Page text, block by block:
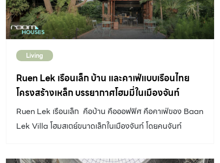
คั่นพื้นที่ส่วนนี้กับห้องนอนคุณยายที่อยู่หลังบ้าน ด้วยคอร์ต
ยาร์ดที่เจาะเป็นช่อง […]
Living
Ruen Lek เรือนเล็ก บ้าน และคาเฟ่แบบเรือนไทย
โครงสร้างเหล็ก บรรยากาศโฮมมี่ในเมืองจันท์
Ruen Lek เรือนเล็ก คือบ้าน คือออฟฟิศ คือคาเฟ่ของ Baan
Lek Villa โฮมสเตย์ขนาดเล็กในเมืองจันท์ โดยคนจันท์